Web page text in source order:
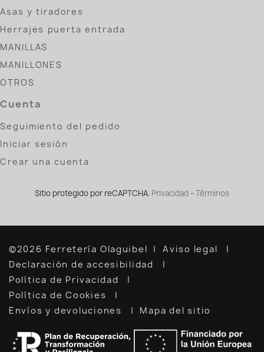
Asas y tiradores
Herrajes puerta entrada
MANILLAS
MANILLONES
OTROS
Cuenta
Seguimiento del pedido
Iniciar sesión
Crear una cuenta
Sitio protegido por reCAPTCHA. Privacidad - Términos
©2026 Ferretería Olaguibel
Aviso legal
Declaración de accesibilidad
Política de Privacidad
Política de Cookies
Envíos y devoluciones
Mapa del sitio